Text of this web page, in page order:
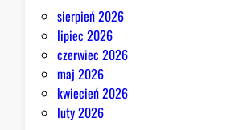
sierpień 2026
lipiec 2026
czerwiec 2026
maj 2026
kwiecień 2026
luty 2026